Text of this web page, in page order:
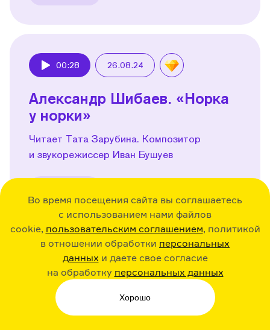
Во время посещения сайта вы соглашаетесь
с использованием нами файлов
cookie, пользовательским соглашением, политикой
в отношении обработки персональных
данных и даете свое согласие
на обработку персональных данных
Хорошо
00:28 26.08.24
Александр Шибаев. «Норка
у норки»
Читает Тата Зарубина. Композитор
и звукорежиссер Иван Бушуев
Play
00:42 26.08.24
Марина Гершенович. «Рисую
зиму»